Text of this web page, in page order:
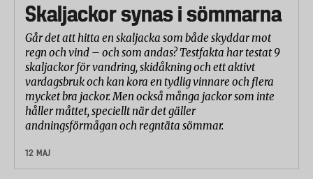
Skaljackor synas i sömmarna
Går det att hitta en skaljacka som både skyddar mot
regn och vind – och som andas? Testfakta har testat 9
skaljackor för vandring, skidåkning och ett aktivt
vardagsbruk och kan kora en tydlig vinnare och flera
mycket bra jackor. Men också många jackor som inte
håller måttet, speciellt när det gäller
andningsförmågan och regntäta sömmar.
12 MAJ